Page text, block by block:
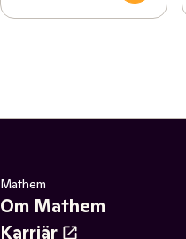
Mathem
Om Mathem
Karriär